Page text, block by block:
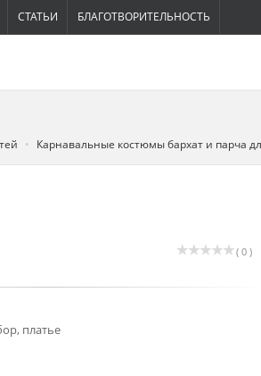
СТАТЬИ БЛАГОТВОРИТЕЛЬНОСТЬ
Карнавальные костюмы бархат и парча
( 0 )
платье